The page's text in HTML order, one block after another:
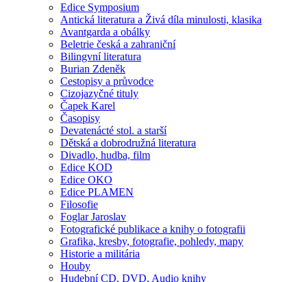
Edice Symposium
Antická literatura a Živá díla minulosti, klasika
Avantgarda a obálky
Beletrie česká a zahraniční
Bilingvní literatura
Burian Zdeněk
Cestopisy a průvodce
Cizojazyčné tituly
Čapek Karel
Časopisy
Devatenácté stol. a starší
Dětská a dobrodružná literatura
Divadlo, hudba, film
Edice KOD
Edice OKO
Edice PLAMEN
Filosofie
Foglar Jaroslav
Fotografické publikace a knihy o fotografii
Grafika, kresby, fotografie, pohledy, mapy
Historie a militária
Houby
Hudební CD, DVD, Audio knihy